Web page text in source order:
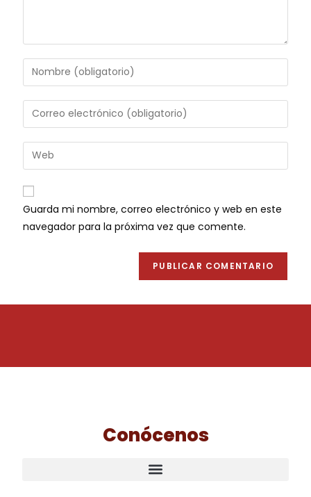
Guarda mi nombre, correo electrónico y web en este
navegador para la próxima vez que comente.
Conócenos